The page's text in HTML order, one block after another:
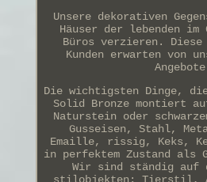
Unsere dekorativen
Häuser der lebenden
Büros verzieren. Diese
Kunden erwarten von
Die wichtigsten Dinge,
Solid Bronze montiert
Naturstein oder
Gusseisen, Stahl,
Emaille, rissig, Keks,
in perfektem Zustand als
Wir sind ständig auf